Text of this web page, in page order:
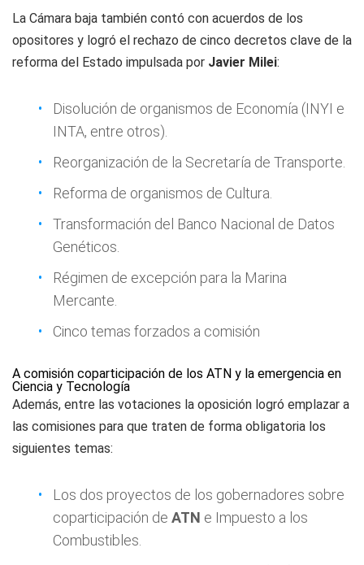
La Cámara baja también contó con acuerdos de los
opositores y logró el rechazo de cinco decretos clave de la
reforma del Estado impulsada por Javier Milei:
Disolución de organismos de Economía (INYI e
INTA, entre otros).
Reorganización de la Secretaría de Transporte.
Reforma de organismos de Cultura.
Transformación del Banco Nacional de Datos
Genéticos.
Régimen de excepción para la Marina
Mercante.
Cinco temas forzados a comisión
A comisión coparticipación de los ATN y la emergencia en
Ciencia y Tecnología
Además, entre las votaciones la oposición logró emplazar a
las comisiones para que traten de forma obligatoria los
siguientes temas:
Los dos proyectos de los gobernadores sobre
coparticipación de ATN e Impuesto a los
Combustibles.